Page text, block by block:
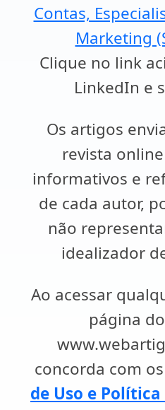
Contas,
Marketing
Clique no link
LinkedIn e
Os artigos
revista
informativos e
de cada autor,
não
idealizador
Ao acessar
página
concorda com
de Uso e